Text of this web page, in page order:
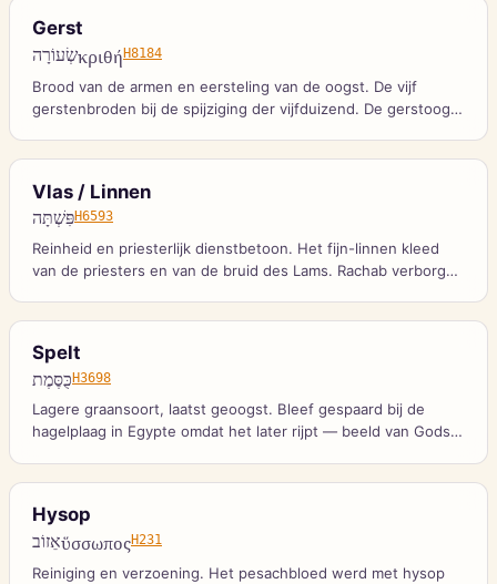
Gerst
שְׂעוֹרָהκριθήH8184
Brood van de armen en eersteling van de oogst. De vijf
gerstenbroden bij de spijziging der vijfduizend. De gerstoogst
Vlas / Linnen
פִּשְׁתָּהH6593
Reinheid en priesterlijk dienstbetoon. Het fijn-linnen kleed
van de priesters en van de bruid des Lams. Rachab verborg
Spelt
כֻּסֶּמֶת H3698
Lagere graansoort, laatst geoogst. Bleef gespaard bij de
hagelplaag in Egypte omdat het later rijpt — beeld van Gods
Hysop
אֵזוֹבὕσσωποςH231
Reiniging en verzoening. Het pesachbloed werd met hysop